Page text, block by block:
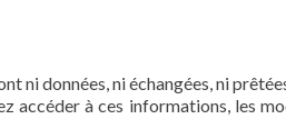
ni données, ni échangées, ni
accéder à ces informations, les